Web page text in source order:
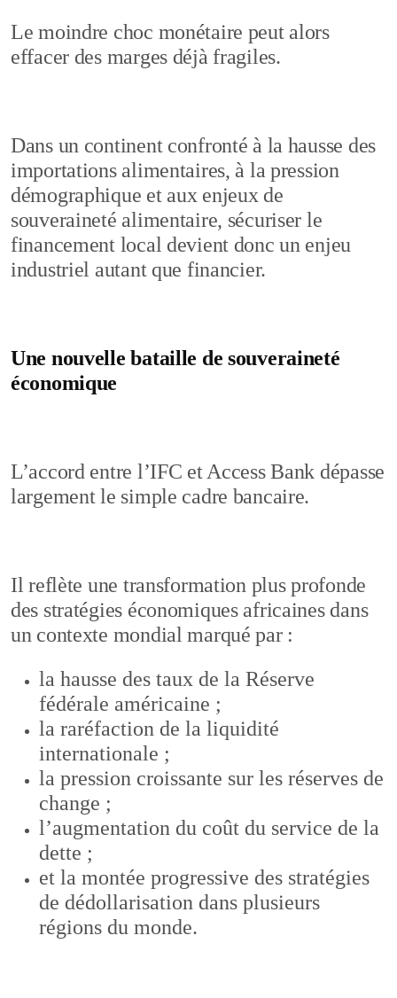
Le moindre choc monétaire peut alors
effacer des marges déjà fragiles.
Dans un continent confronté à la hausse des
importations alimentaires, à la pression
démographique et aux enjeux de
souveraineté alimentaire, sécuriser le
financement local devient donc un enjeu
industriel autant que financier.
Une nouvelle bataille de souveraineté
économique
L’accord entre l’IFC et Access Bank dépasse
largement le simple cadre bancaire.
Il reflète une transformation plus profonde
des stratégies économiques africaines dans
un contexte mondial marqué par :
la hausse des taux de la Réserve
fédérale américaine ;
la raréfaction de la liquidité
internationale ;
la pression croissante sur les réserves de
change ;
l’augmentation du coût du service de la
dette ;
et la montée progressive des stratégies
de dédollarisation dans plusieurs
régions du monde.